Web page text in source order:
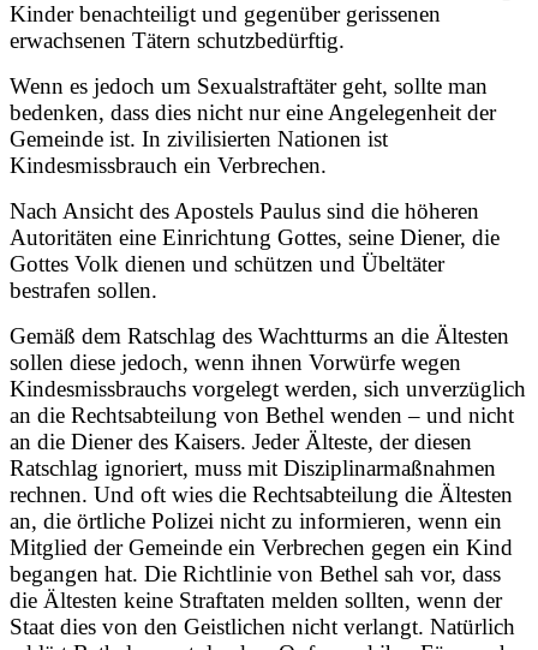
Kinder benachteiligt und gegenüber gerissenen
erwachsenen Tätern schutzbedürftig.
Wenn es jedoch um Sexualstraftäter geht, sollte man
bedenken, dass dies nicht nur eine Angelegenheit der
Gemeinde ist. In zivilisierten Nationen ist
Kindesmissbrauch ein Verbrechen.
Nach Ansicht des Apostels Paulus sind die höheren
Autoritäten eine Einrichtung Gottes, seine Diener, die
Gottes Volk dienen und schützen und Übeltäter
bestrafen sollen.
Gemäß dem Ratschlag des Wachtturms an die Ältesten
sollen diese jedoch, wenn ihnen Vorwürfe wegen
Kindesmissbrauchs vorgelegt werden, sich unverzüglich
an die Rechtsabteilung von Bethel wenden – und nicht
an die Diener des Kaisers. Jeder Älteste, der diesen
Ratschlag ignoriert, muss mit Disziplinarmaßnahmen
rechnen. Und oft wies die Rechtsabteilung die Ältesten
an, die örtliche Polizei nicht zu informieren, wenn ein
Mitglied der Gemeinde ein Verbrechen gegen ein Kind
begangen hat. Die Richtlinie von Bethel sah vor, dass
die Ältesten keine Straftaten melden sollten, wenn der
Staat dies von den Geistlichen nicht verlangt. Natürlich